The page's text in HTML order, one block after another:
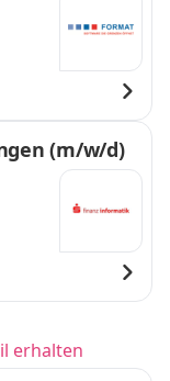
(m/w/d)
erhalten